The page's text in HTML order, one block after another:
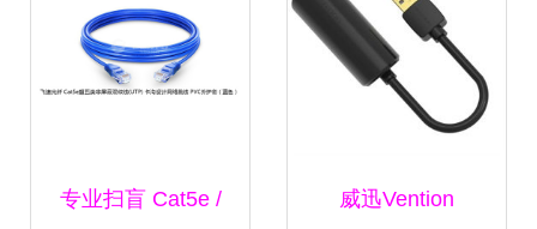
络线 N63060电缆/
双绞线大全_泡泡
专业扫盲 Cat5e / 威迅Vention